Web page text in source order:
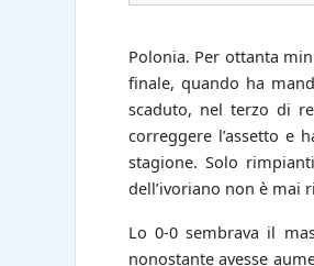
Polonia. Per ottanta
finale, quando ha
scaduto, nel terzo di
correggere l’assetto e
stagione. Solo
dell’ivoriano non è mai
Lo 0-0 sembrava il
nonostante avesse